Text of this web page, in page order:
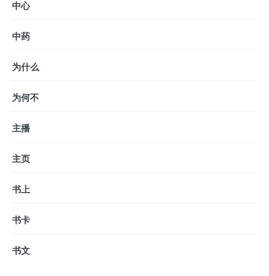
中心
中药
为什么
为何不
主播
主页
书上
书卡
书文